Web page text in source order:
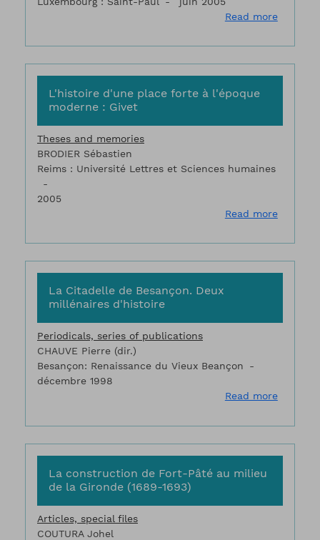
Read moreabout
L'histoire d'une place forte à l'époque
moderne : Givet
Theses and memories
BRODIER Sébastien
Reims : Université Lettres et Sciences humaines
2005
Read moreabout
La Citadelle de Besançon. Deux
millénaires d'histoire
Periodicals, series of publications
CHAUVE Pierre (dir.)
Besançon: Renaissance du Vieux Beançon
décembre 1998
Read moreabout
La construction de Fort-Pâté au milieu
de la Gironde (1689-1693)
Articles, special files
COUTURA Johel